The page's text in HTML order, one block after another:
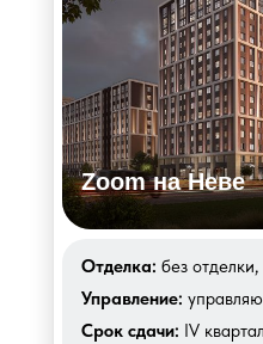
Zoom на Неве
Срок сдачи: IV
Управление:
Отделка: без